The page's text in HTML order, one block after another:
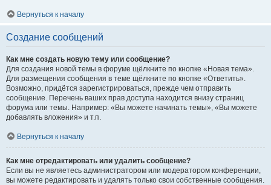
Вернуться к началу
Создание сообщений
Как мне создать новую тему или сообщение?
Для создания новой темы в форуме щёлкните по кнопке «Новая тема».
Для размещения сообщения в теме щёлкните по кнопке «Ответить».
Возможно, придётся зарегистрироваться, прежде чем отправить
сообщение. Перечень ваших прав доступа находится внизу страниц
форума или темы. Например: «Вы можете начинать темы», «Вы можете
добавлять вложения» и т.п.
Вернуться к началу
Как мне отредактировать или удалить сообщение?
Если вы не являетесь администратором или модератором конференции,
вы можете редактировать и удалять только свои собственные сообщения.